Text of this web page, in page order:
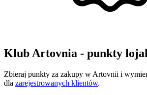
Klub Artovnia - punkty
Zbieraj punkty za zakupy w Artovnii i
dla zarejestrowanych klientów.